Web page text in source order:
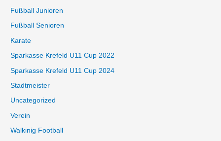
Fußball Junioren
Fußball Senioren
Karate
Sparkasse Krefeld U11 Cup 2022
Sparkasse Krefeld U11 Cup 2024
Stadtmeister
Uncategorized
Verein
Walkinig Football